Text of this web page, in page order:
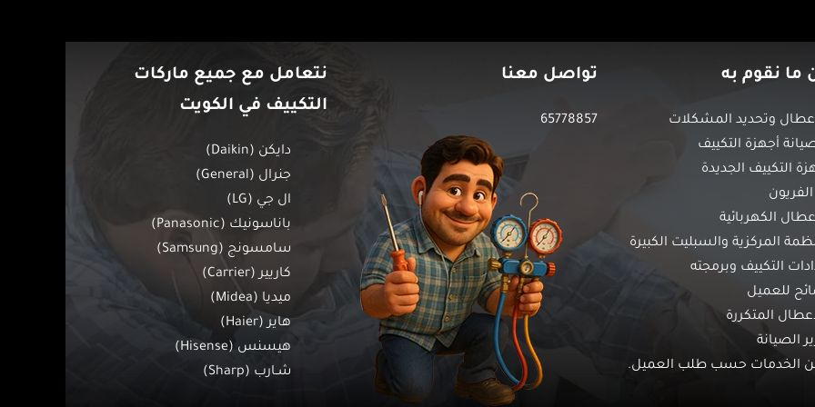
ما نقوم به
وتحديد المشكلات
أجهزة التكييف
التكييف الجديدة
الكهربائية
المركزية والسبليت الكبيرة
التكييف وبرمجته
للعميل
المتكررة
الصيانة
من الخدمات حسب طلب العميل.
تواصل معنا
65778857
نتعامل مع جميع ماركات
التكييف في الكويت
دايكن (Daikin)
جنرال (General)
ال جي (LG)
باناسونيك (Panasonic)
سامسونج (Samsung)
كاريير (Carrier)
ميديا (Midea)
هاير (Haier)
هيسنس (Hisense)
شـارب (Sharp)